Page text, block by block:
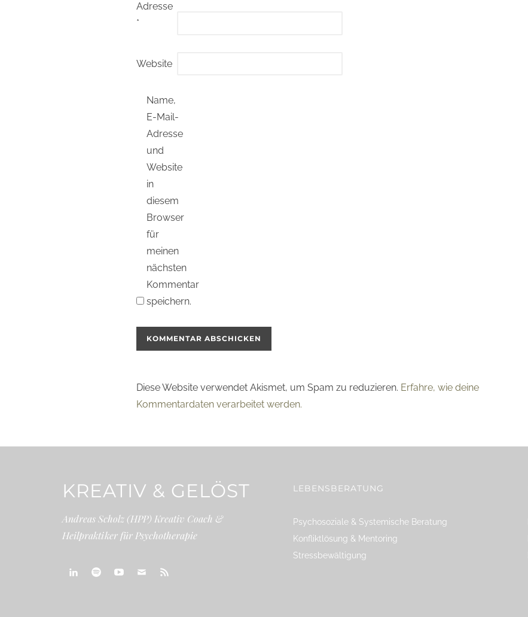
Adresse
*
Website
Name,
E-Mail-
Adresse
und
Website
in
diesem
Browser
für
meinen
nächsten
Kommentar
speichern.
Diese Website verwendet Akismet, um Spam zu reduzieren. Erfahre, wie deine
Kommentardaten verarbeitet werden.
KREATIV & GELÖST
Andreas Scholz (HPP) Kreativ Coach &
Heilpraktiker für Psychotherapie
LEBENSBERATUNG
Psychosoziale & Systemische Beratung
Konfliktlösung & Mentoring
Stressbewältigung